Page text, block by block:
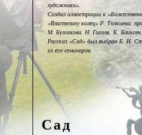
художники».
Создал иллюстрации к
«Властелину колец» Р. Толкиена,
М. Булгакова, Н. Гоголя, К.
Рассказ «Сад» был выбран Б. Н.
из его семинаров.
Сад